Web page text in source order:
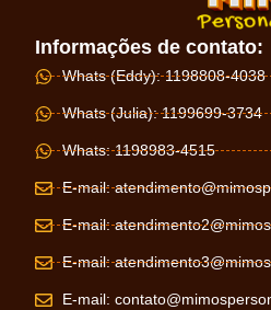
Informações de contato:
Whats (Eddy): 1198808-4038
Whats (Julia): 1199699-3734
Whats: 1198983-4515
E-mail:
E-mail:
E-mail:
E-mail: